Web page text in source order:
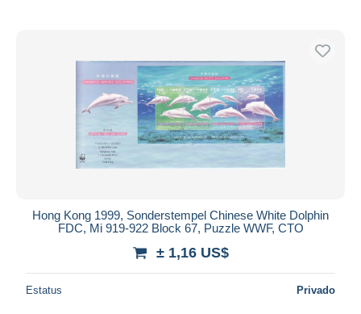
Hong Kong 1999, Sonderstempel Chinese White Dolphin
FDC, Mi 919-922 Block 67, Puzzle WWF, CTO
± 1,16 US$
Estatus Privado